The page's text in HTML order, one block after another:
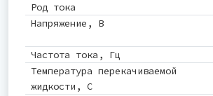
Род тока
Напряжение, В
Частота тока, Гц
Температура перекачиваемой
жидкости, С